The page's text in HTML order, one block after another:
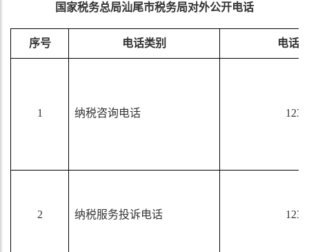
国家税务总局汕尾市税务局对外公开电话
序号 电话类别 电话
1 纳税咨询电话
2 纳税服务投诉电话